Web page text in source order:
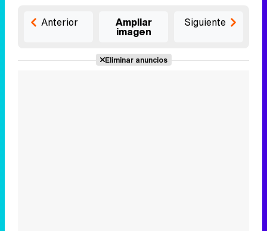
Anterior Ampliar
imagen
Siguiente
Eliminar anuncios